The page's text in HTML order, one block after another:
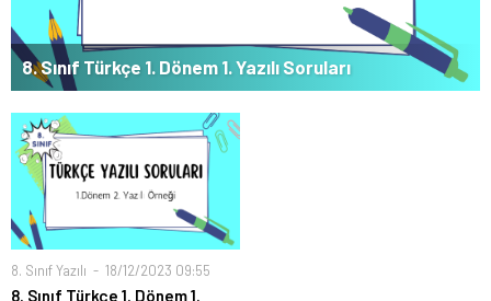
8. Sınıf Türkçe 1. Dönem 1. Yazılı Soruları
8. Sınıf Yazılı 18/12/2023 09:55
8. Sınıf Türkçe 1. Dönem 1.